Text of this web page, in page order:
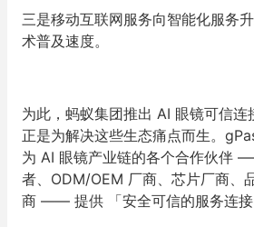
三是移动互联网服务向智能化服务
术普及速度。
为此，蚂蚁集团推出 AI 眼镜可信连
正是为解决这些生态痛点而生。
为 AI 眼镜产业链的各个合作伙伴
者、ODM/OEM 厂商、芯片厂商、
商 —— 提供 「安全可信的服务连接